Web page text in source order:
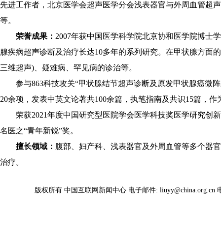
先进工作者，北京医学会超声医学分会浅表器官与外周血管超
等。
荣誉成果： 2007年获中国医学科学院北京协和医学院博士
腺疾病超声诊断及治疗长达10多年的系列研究。在甲状腺方面
三维超声)、疑难病、罕见病的诊治等。
参与863科技攻关“甲状腺结节超声诊断及原发甲状腺癌微
20余项，发表中英文论著共100余篇，执笔指南及共识15篇，
荣获2021年度中国研究型医院学会医学科技奖医学研究创
名医之“青年新锐”奖。
擅长领域： 腹部、妇产科、浅表器官及外周血管等多个器
治疗。
版权所有 中国互联网新闻中心 电子邮件: liuyy@china.org.cn